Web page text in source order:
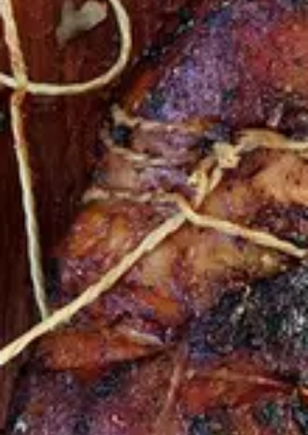
Lammtunnbringa med örter och vitlök
Sätt ugnen på 150 grader. Mixa rosmarin, timjan, salvia, lök,
vitlök och olivolja i en matberedare. Lägg upp lammbringan
på en skärbräda med köttsidan uppåt. Salta och peppra. Bred
ut kryddmixen och rulla ihop bringan. Knyt upp lammbringan
med bindgarn så att den håller ihop ordentligt. Bryn rullen
runt om i smör, salta och peppra lite. Lägg över rullen i en
ugnsform och häll över smöret från stekpannan. Stek i ugnen
i 2 timmar. Ös rullen några gånger med smöret och köttskyn
som bildas. Låt köttet vila i 10 minuter innan du tar bort snöret
och skär upp det.
DinVinguide.se är en guide för människor som har mat, dryck, vin
och livsnjutning som intressen. Våra namnkunniga skribenter
inspirerar, utbildar och rapporterar om trender, nyheter och
traditioner inom vinvärlden.
Välkommen till DinVinguide.se!
Kontakt
info@dinvinguide.se Instagram Facebook
Information